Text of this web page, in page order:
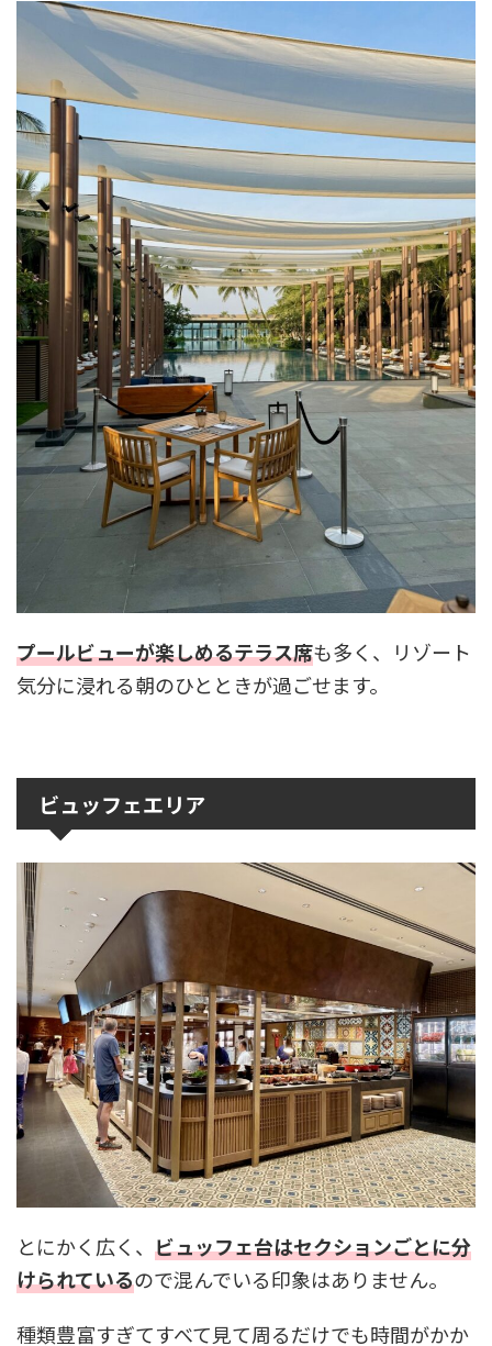
プールビューが楽しめるテラス席も多く、リゾート
気分に浸れる朝のひとときが過ごせます。
ビュッフェエリア
とにかく広く、 ビュッフェ台はセクションごとに分
けられているので混んでいる印象はありません。
種類豊富すぎてすべて見て周るだけでも時間がかか